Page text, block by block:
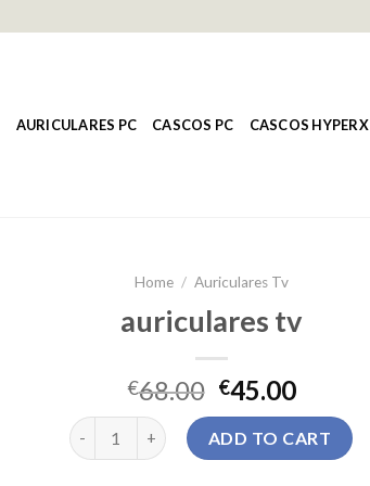
AURICULARES PC CASCOS PC CASCOS HYPERX
Home / Auriculares Tv
auriculares tv
€68.00 €45.00
auriculares tv quantityADD TO CART